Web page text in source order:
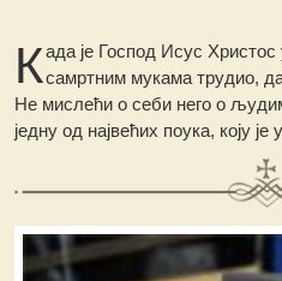
Када је Господ Исус
самртним мукама трудио,
Не мислећи о себи него о
једну од највећих поука, коју